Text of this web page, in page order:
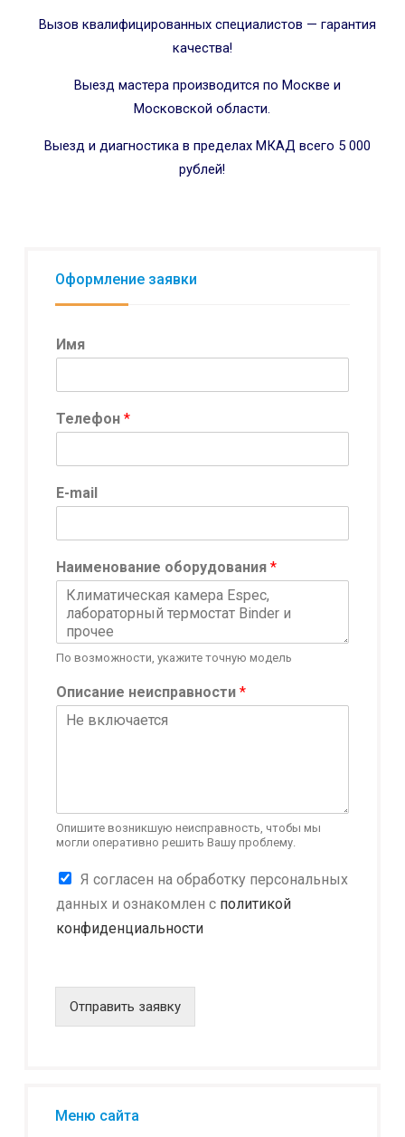
Вызов квалифицированных специалистов — гарантия
качества!
Выезд мастера производится по Москве и
Московской области.
Выезд и диагностика в пределах МКАД всего 5 000
рублей!
Оформление заявки
Имя
Телефон *
Т
е
е
о
m
a
l
о
н
E-mail
Наименование оборудования *
По возможности, укажите точную модель
Описание неисправности *
Опишите возникшую неисправность, чтобы мы
могли оперативно решить Вашу проблему.
К
н
ф
е
н
Я согласен на обработку персональных
данных и ознакомлен с политикой
конфиденциальности
Отправить заявку
Меню сайта